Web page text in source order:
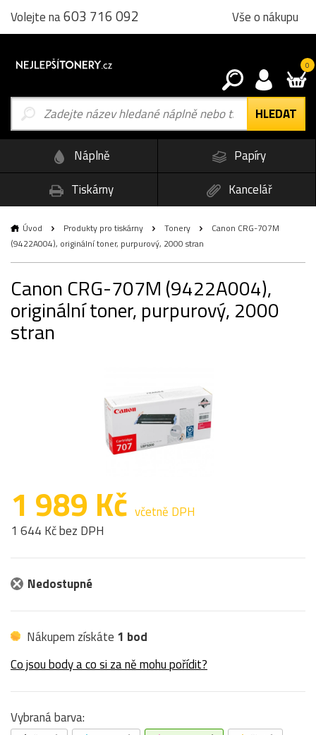
Volejte na603 716 092 Vše o nákupu
0
Náplně
Papíry
Tiskárny
Kancelář
Úvod Produkty pro tiskárny Tonery
Canon CRG-707M
(9422A004), originální toner, purpurový, 2000 stran
Canon CRG-707M (9422A004),
originální toner, purpurový, 2000
stran
1 989 Kč včetně DPH
1 644 Kč bez DPH
Nedostupné
Nákupem získáte 1 bod
Co jsou body a co si za ně mohu pořídit?
Vybraná barva: